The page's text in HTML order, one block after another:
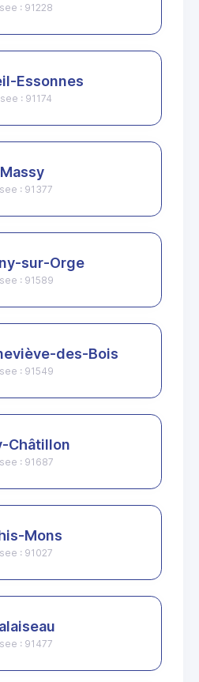
: 91228
Essonnes
: 91174
Massy
: 91377
sur-Orge
: 91589
des-Bois
: 91549
Châtillon
: 91687
Mons
: 91027
: 91477